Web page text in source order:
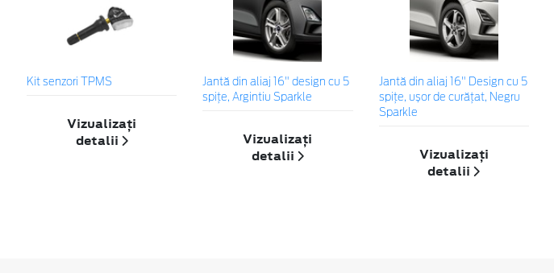
Kit senzori TPMS
Vizualizați
detalii
Jantă din aliaj 16" design cu 5
spițe, Argintiu Sparkle
Vizualizați
detalii
Jantă din aliaj 16" Design cu 5
spițe, ușor de curățat, Negru
Sparkle
Vizualizați
detalii